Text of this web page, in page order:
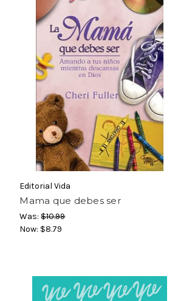
Editorial Vida
Mama que debes ser
Was:$10.99
Now: $8.79